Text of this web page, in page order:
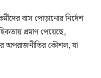
বাস পোড়ানোর নির্দেশ
প্রমাণ পেয়েছে,
অপরাজনীতির কৌশল, যা